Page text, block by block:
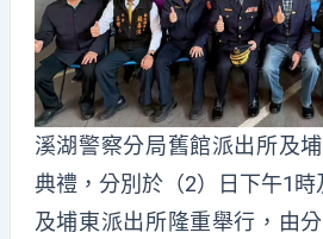
溪湖警察分局舊館派出所及
典禮，分別於（2）日下午1
及埔東派出所隆重舉行，由